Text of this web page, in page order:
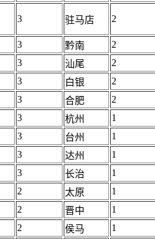
3 驻马店 2
3 黔南
2
3 汕尾
2
3 白银
2
3 合肥
2
3 杭州
1
3 台州
1
3 达州
1
3 长治
1
2 太原
1
2 晋中
1
2 侯马
1